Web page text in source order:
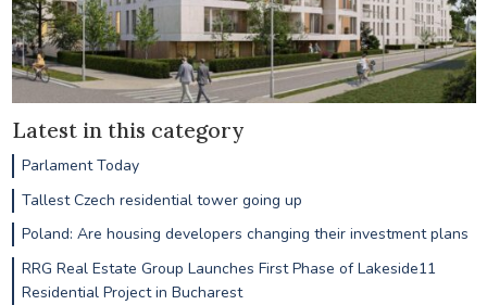
Latest in this category
Parlament Today
Tallest Czech residential tower going up
Poland: Are housing developers changing their investment plans
RRG Real Estate Group Launches First Phase of Lakeside11
Residential Project in Bucharest